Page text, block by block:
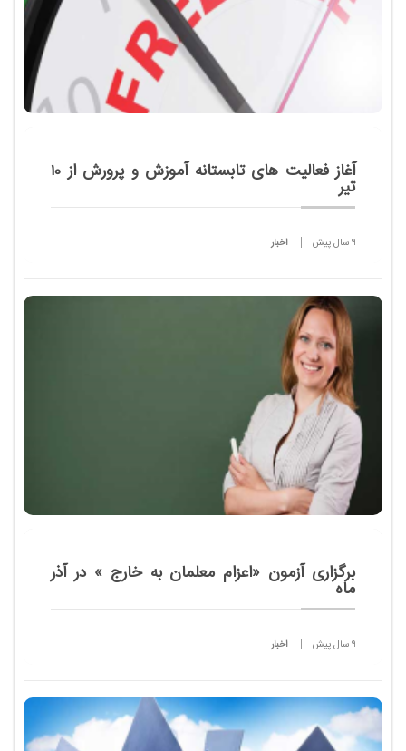
آغاز فعالیت های تابستانه آموزش و پرورش از 10
تیر
9 سال پیش اخبار
برنامه های تابستانه آموزش و پرورش برای دانش آموزان
پذی...
برگزاری آزمون «اعزام معلمان به خارج » در آذر
ماه
9 سال پیش اخبار
وزارت آموزش و پرورش از برگزاری آزمون اعزام معلمان به
خارج از کشور در آذرماه امسال خبر داد.